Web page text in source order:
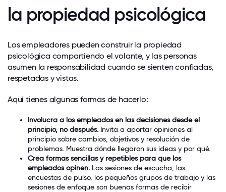
la propiedad psicológica
Los empleadores pueden construir la propiedad
psicológica compartiendo el volante, y las personas
asumen la responsabilidad cuando se sienten confiadas,
respetadas y vistas.
Aquí tienes algunas formas de hacerlo:
Involucra a los empleados en las decisiones desde el
principio, no después. Invita a aportar opiniones al
principio sobre cambios, objetivos y resolución de
problemas. Muestra dónde llegaron sus ideas y por qué.
Crea formas sencillas y repetibles para que los
empleados opinen. Las sesiones de escucha, las
encuestas de pulso, los pequeños grupos de trabajo y las
sesiones de enfoque son buenas formas de recibir